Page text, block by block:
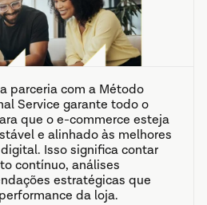
parceria com a Método
Service garante todo o
que o e-commerce esteja
e alinhado às melhores
Isso significa contar
contínuo, análises
estratégicas que
da loja.